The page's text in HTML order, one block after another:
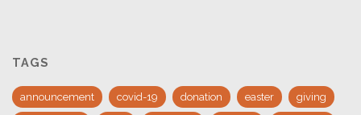
TAGS
announcement covid-19 donation easter giving